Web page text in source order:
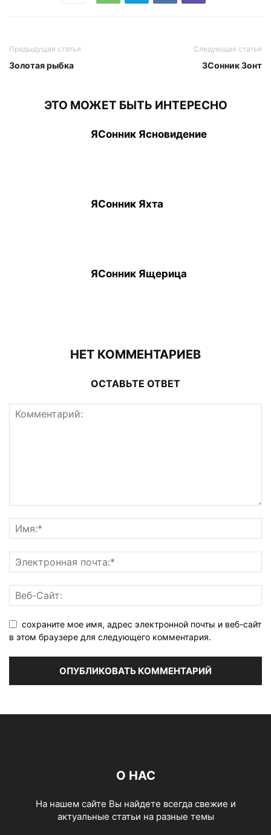
Предыдущая статья
Золотая рыбка
Следующая статья
ЗСонник Зонт
ЭТО МОЖЕТ БЫТЬ ИНТЕРЕСНО
ЯСонник Ясновидение
ЯСонник Яхта
ЯСонник Ящерица
НЕТ КОММЕНТАРИЕВ
ОСТАВЬТЕ ОТВЕТ
сохраните мое имя, адрес электронной почты и веб-сайт
в этом браузере для следующего комментария.
О НАС
На нашем сайте Вы найдете всегда свежие и
актуальные статьи на разные темы